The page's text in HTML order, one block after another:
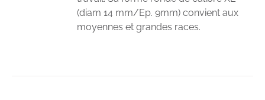
(diam 14 mm/Ep. 9mm) convient aux
moyennes et grandes races.